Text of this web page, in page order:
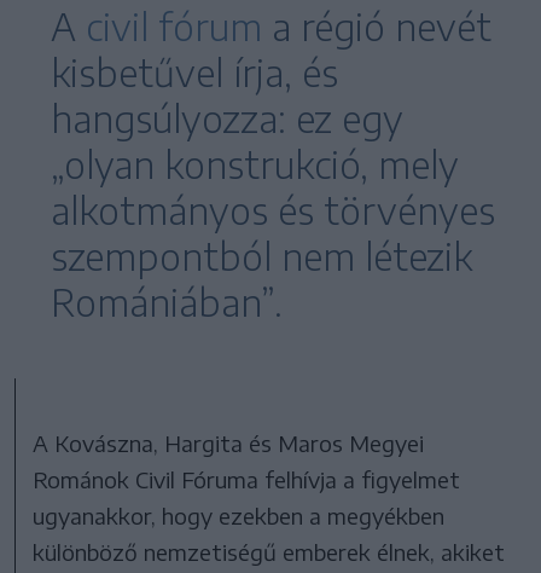
A civil fórum a régió nevét
kisbetűvel írja, és
hangsúlyozza: ez egy
„olyan konstrukció, mely
alkotmányos és törvényes
szempontból nem létezik
Romániában”.
A Kovászna, Hargita és Maros Megyei
Románok Civil Fóruma felhívja a figyelmet
ugyanakkor, hogy ezekben a megyékben
különböző nemzetiségű emberek élnek, akiket